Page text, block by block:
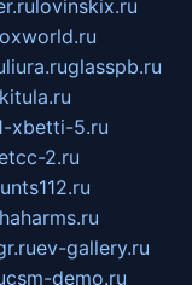
lovinskix.ru
liura.ruglasspb.ru
xbetti-5.ru
2.ru
ev-gallery.ru
csm-demo.ru